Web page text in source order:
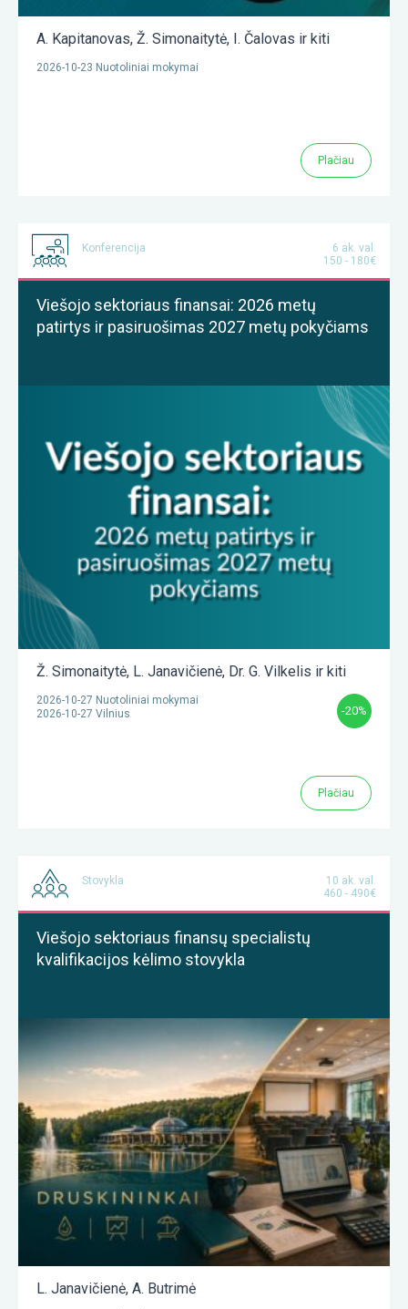
A. Kapitanovas, Ž. Simonaitytė, I. Čalovas ir kiti
2026-10-23 Nuotoliniai mokymai
Plačiau
Konferencija
6 ak. val.
150 - 180€
Viešojo sektoriaus finansai: 2026 metų
patirtys ir pasiruošimas 2027 metų pokyčiams
Ž. Simonaitytė, L. Janavičienė, Dr. G. Vilkelis ir kiti
2026-10-27 Nuotoliniai mokymai
2026-10-27 Vilnius
-20%
Plačiau
Stovykla
10 ak. val.
460 - 490€
Viešojo sektoriaus finansų specialistų
kvalifikacijos kėlimo stovykla
L. Janavičienė, A. Butrimė